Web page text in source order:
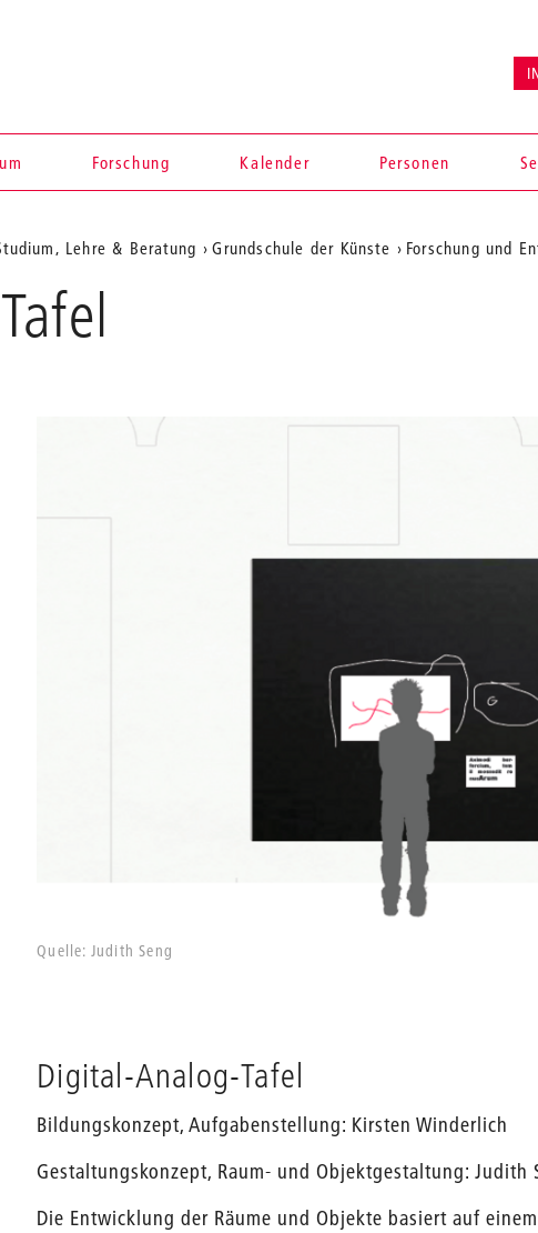
Forschung Kalender Personen
Lehre & Beratung Grundschule der Künste Forschung und
Quelle: Judith Seng
Digital-Analog-Tafel
Bildungskonzept, Aufgabenstellung: Kirsten Winderlich
Gestaltungskonzept, Raum- und Objektgestaltung: Judith
Die Entwicklung der Räume und Objekte basiert auf